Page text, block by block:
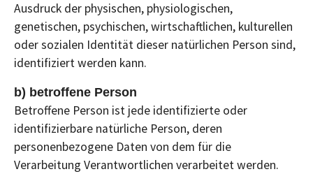
Ausdruck der physischen, physiologischen,
genetischen, psychischen, wirtschaftlichen, kulturellen
oder sozialen Identität dieser natürlichen Person sind,
identifiziert werden kann.
b) betroffene Person
Betroffene Person ist jede identifizierte oder
identifizierbare natürliche Person, deren
personenbezogene Daten von dem für die
Verarbeitung Verantwortlichen verarbeitet werden.